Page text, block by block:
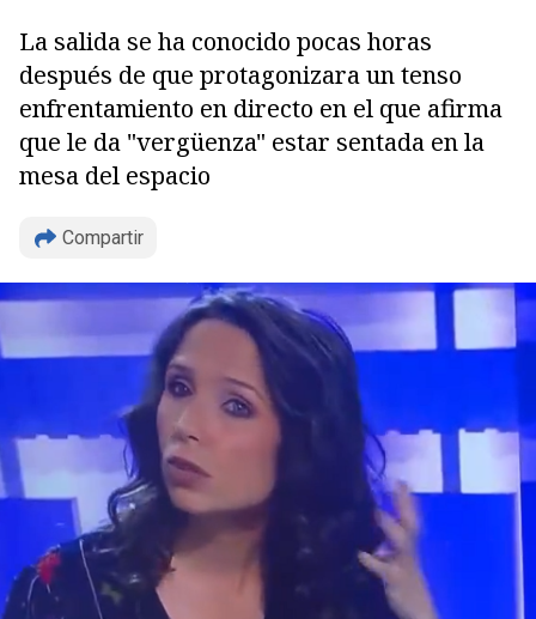
La salida se ha conocido pocas horas
después de que protagonizara un tenso
enfrentamiento en directo en el que afirma
que le da "vergüenza" estar sentada en la
mesa del espacio
Compartir
Copiar